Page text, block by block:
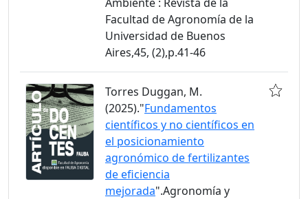
Facultad de Agronomía de la
Universidad de Buenos
Aires,45, (2),p.41-46
Torres Duggan, M.
(2025)."Fundamentos
científicos y no científicos en
el posicionamiento
agronómico de fertilizantes
de eficiencia
mejorada".Agronomía y